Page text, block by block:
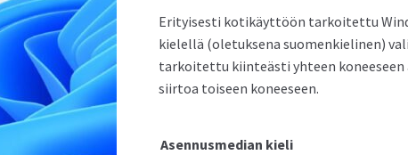
Asus NUC 15 Pro Mini PC
Erityisesti kotikäyttöön tarkoitettu
kielellä (oletuksena suomenkielinen)
tarkoitettu kiinteästi yhteen
siirtoa toiseen koneeseen.
Asennusmedian kieli